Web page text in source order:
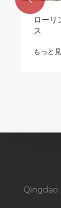
Qingdao